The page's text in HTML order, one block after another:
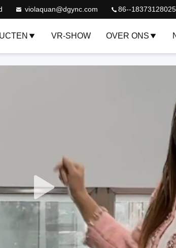
violaquan@dgync.com 86--18373128025
VR-SHOW OVER ONS